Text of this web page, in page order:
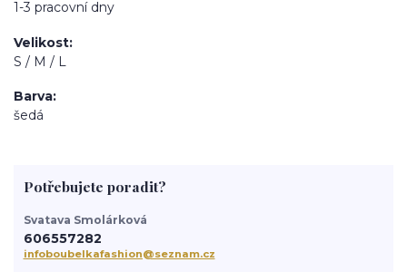
1-3 pracovní dny
Velikost
S / M / L
Barva
šedá
Potřebujete poradit?
Svatava Smolárková
606557282
infoboubelkafashion@seznam.cz